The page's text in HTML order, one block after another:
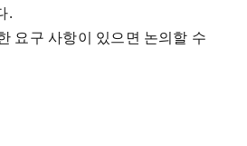
.
요구 사항이 있으면 논의할 수